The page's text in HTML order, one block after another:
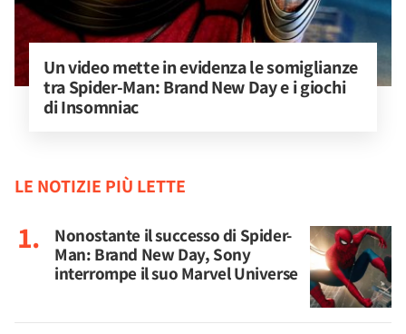
Un video mette in evidenza le somiglianze
tra Spider-Man: Brand New Day e i giochi
di Insomniac
LE NOTIZIE PIÙ LETTE
Nonostante il successo di Spider-
Man: Brand New Day, Sony
interrompe il suo Marvel Universe